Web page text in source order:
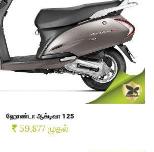
ஹோண்டா ஆக்டிவா 125
59,877 முதல்